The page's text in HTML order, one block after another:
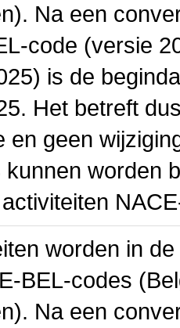
Na een
code (versie
is de
Het betreft
en geen
kunnen worden
worden in
BEL-codes
Na een